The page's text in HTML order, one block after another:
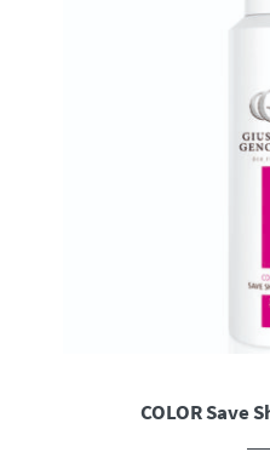
COLOR Save